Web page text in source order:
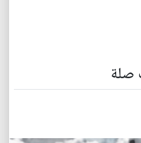
صلة